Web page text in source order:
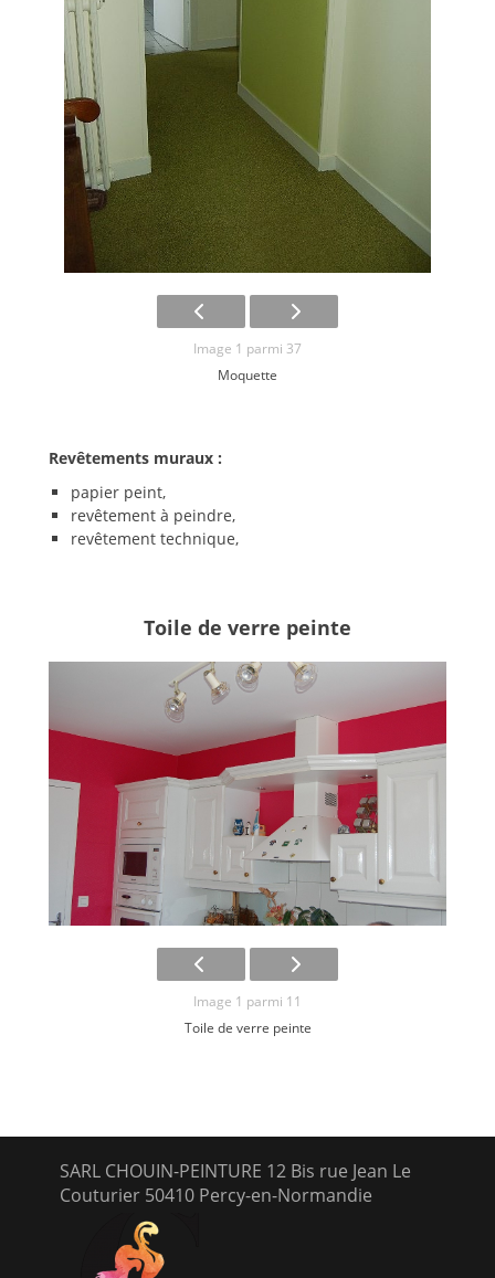
Image 1 parmi 37
Moquette
Revêtements muraux :
papier peint,
revêtement à peindre,
revêtement technique,
Toile de verre peinte
Image 1 parmi 11
Toile de verre peinte
SARL CHOUIN-PEINTURE 12 Bis rue Jean Le
Couturier 50410 Percy-en-Normandie